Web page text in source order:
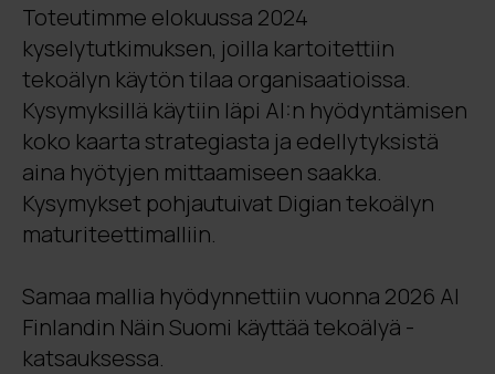
Toteutimme elokuussa 2024
kyselytutkimuksen, joilla kartoitettiin
tekoälyn käytön tilaa organisaatioissa.
Kysymyksillä käytiin läpi AI:n hyödyntämisen
koko kaarta strategiasta ja edellytyksistä
aina hyötyjen mittaamiseen saakka.
Kysymykset pohjautuivat Digian tekoälyn
maturiteettimalliin.
Samaa mallia hyödynnettiin vuonna 2026 AI
Finlandin Näin Suomi käyttää tekoälyä -
katsauksessa.